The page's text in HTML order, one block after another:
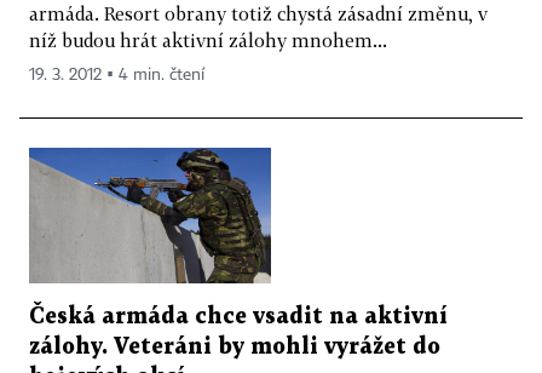
armáda. Resort obrany totiž chystá zásadní změnu, v
níž budou hrát aktivní zálohy mnohem...
19. 3. 2012 ▪ 4 min. čtení
Česká armáda chce vsadit na aktivní
zálohy. Veteráni by mohli vyrážet do